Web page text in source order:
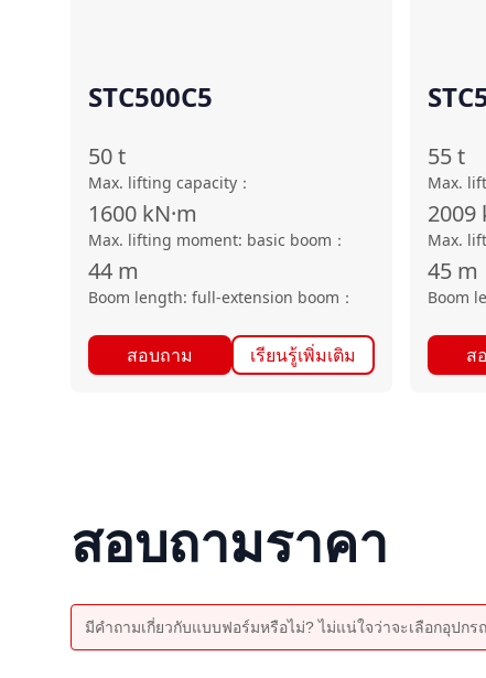
STC500C5
50t
Max. lifting capacity ：
1600 kN·m
Max. lifting moment: basic boom ：
44 m
Boom length: full-extension boom ：
สอบถาม เรียนรู้เพิ่มเติม
55t
Max.
2009
Max.
45 m
Boom
ส
สอบถามราคา
มีคำถามเกี่ยวกับแบบฟอร์มหรือไม่? ไม่แน่ใจว่าจะเลือกอุปก